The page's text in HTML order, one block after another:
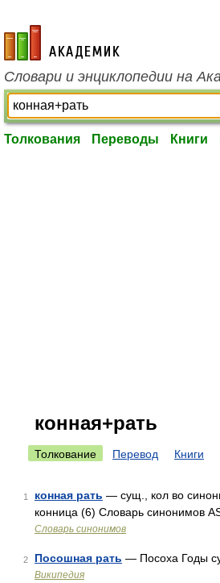
academic.ru
Словари и энциклопедии на
Толкования Переводы Книги
конная+рать
Толкование Перевод Книги
1 конная рать — сущ., кол во
конница (6) Словарь синонимов
Словарь синонимов
2 Посошная рать — Посоха Годы
Википедия